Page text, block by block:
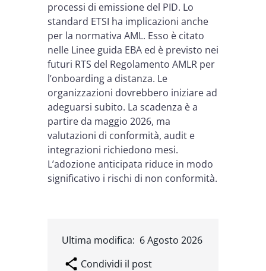
processi di emissione del PID. Lo
standard ETSI ha implicazioni anche
per la normativa AML. Esso è citato
nelle Linee guida EBA ed è previsto nei
futuri RTS del Regolamento AMLR per
l’onboarding a distanza. Le
organizzazioni dovrebbero iniziare ad
adeguarsi subito. La scadenza è a
partire da maggio 2026, ma
valutazioni di conformità, audit e
integrazioni richiedono mesi.
L’adozione anticipata riduce in modo
significativo i rischi di non conformità.
Ultima modifica: 6 Agosto 2026
Condividi il post